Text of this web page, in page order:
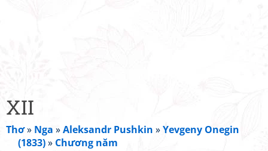
XII
Thơ» Nga »Aleksandr Pushkin »Yevgeny Onegin
(1833)» Chương năm